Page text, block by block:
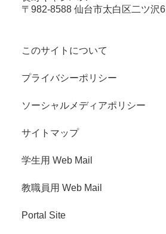
〒982-8588 仙台市太白区二ツ沢6
このサイトについて
プライバシーポリシー
ソーシャルメディアポリシー
サイトマップ
学生用 Web Mail
教職員用 Web Mail
Portal Site